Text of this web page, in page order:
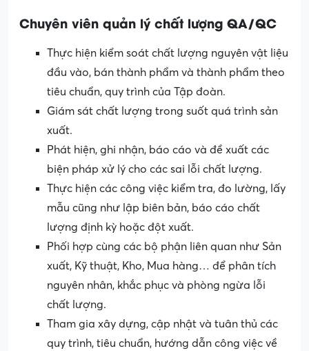
Chuyên viên quản lý chất lượng QA/QC
Thực hiện kiểm soát chất lượng nguyên vật liệu
đầu vào, bán thành phẩm và thành phẩm theo
tiêu chuẩn, quy trình của Tập đoàn.
Giám sát chất lượng trong suốt quá trình sản
xuất.
Phát hiện, ghi nhận, báo cáo và đề xuất các
biện pháp xử lý cho các sai lỗi chất lượng.
Thực hiện các công việc kiểm tra, đo lường, lấy
mẫu cũng như lập biên bản, báo cáo chất
lượng định kỳ hoặc đột xuất.
Phối hợp cùng các bộ phận liên quan như Sản
xuất, Kỹ thuật, Kho, Mua hàng… để phân tích
nguyên nhân, khắc phục và phòng ngừa lỗi
chất lượng.
Tham gia xây dựng, cập nhật và tuân thủ các
quy trình, tiêu chuẩn, hướng dẫn công việc về